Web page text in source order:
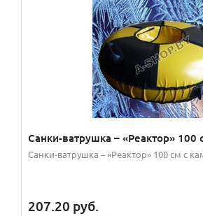
Санки-ватрушка – «Реактор» 100
Санки-ватрушка – «Реактор» 100 см с
207.20 руб.